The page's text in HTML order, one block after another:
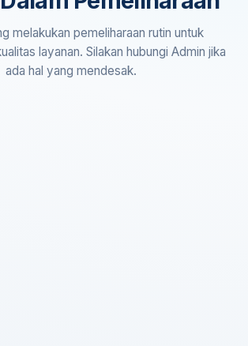
melakukan pemeliharaan rutin untuk
layanan. Silakan hubungi Admin jika
ada hal yang mendesak.